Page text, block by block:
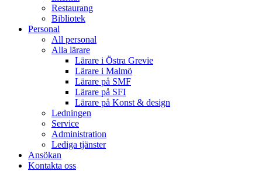
Restaurang
Bibliotek
Personal
All personal
Alla lärare
Lärare i Östra Grevie
Lärare i Malmö
Lärare på SMF
Lärare på SFI
Lärare på Konst & design
Ledningen
Service
Administration
Lediga tjänster
Ansökan
Kontakta oss